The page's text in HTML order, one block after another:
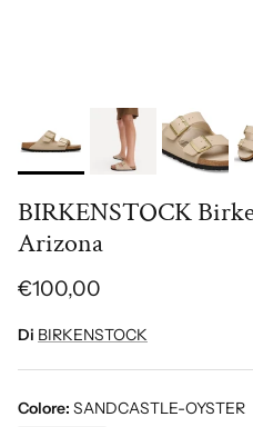
BIRKENSTOCK
Arizona
€100,00
Di BIRKENSTOCK
Colore: SANDCASTLE-OYSTER